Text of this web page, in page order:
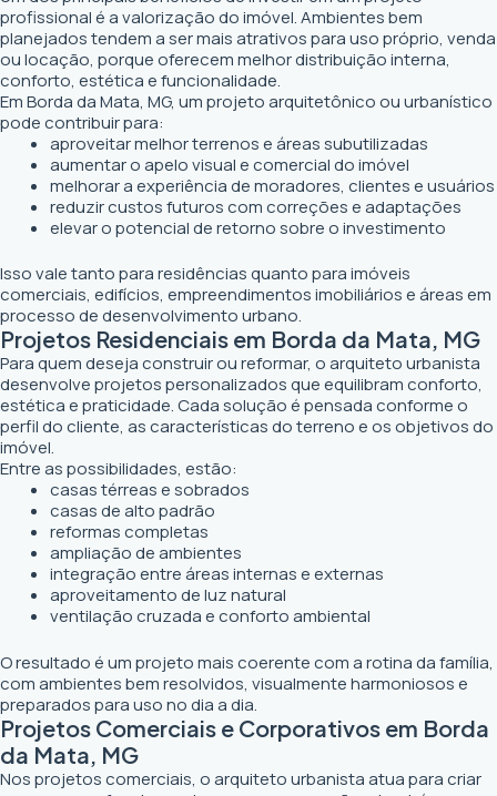
profissional é a valorização do imóvel. Ambientes bem
planejados tendem a ser mais atrativos para uso próprio, venda
ou locação, porque oferecem melhor distribuição interna,
conforto, estética e funcionalidade.
Em Borda da Mata, MG, um projeto arquitetônico ou urbanístico
pode contribuir para:
aproveitar melhor terrenos e áreas subutilizadas
aumentar o apelo visual e comercial do imóvel
melhorar a experiência de moradores, clientes e usuários
reduzir custos futuros com correções e adaptações
elevar o potencial de retorno sobre o investimento
Isso vale tanto para residências quanto para imóveis
comerciais, edifícios, empreendimentos imobiliários e áreas em
processo de desenvolvimento urbano.
Projetos Residenciais em Borda da Mata, MG
Para quem deseja construir ou reformar, o arquiteto urbanista
desenvolve projetos personalizados que equilibram conforto,
estética e praticidade. Cada solução é pensada conforme o
perfil do cliente, as características do terreno e os objetivos do
imóvel.
Entre as possibilidades, estão:
casas térreas e sobrados
casas de alto padrão
reformas completas
ampliação de ambientes
integração entre áreas internas e externas
aproveitamento de luz natural
ventilação cruzada e conforto ambiental
O resultado é um projeto mais coerente com a rotina da família,
com ambientes bem resolvidos, visualmente harmoniosos e
preparados para uso no dia a dia.
Projetos Comerciais e Corporativos em Borda
da Mata, MG
Nos projetos comerciais, o arquiteto urbanista atua para criar